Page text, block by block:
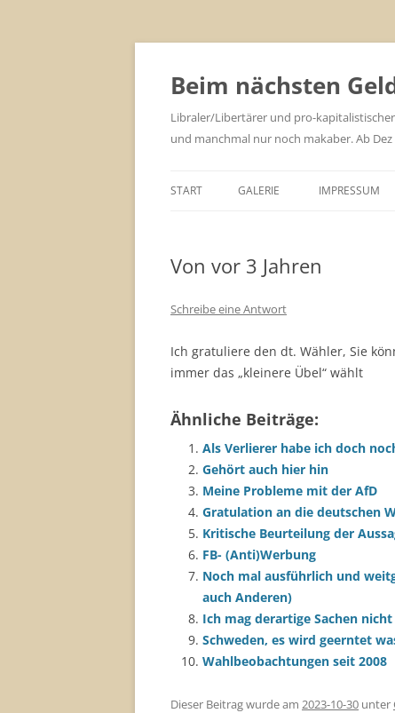
Zum
springen
Beim nächsten
Libraler/Libertärer und pro-
und manchmal nur noch makaber. Ab
START GALERIE IMPRESSUM
Von vor 3 Jahren
Schreibe eine Antwort
Ich gratuliere den dt. Wähler, Sie
immer das „kleinere Übel“ wählt
Ähnliche Beiträge:
Als Verlierer habe ich doch
Gehört auch hier hin
Meine Probleme mit der AfD
Gratulation an die deutschen
Kritische Beurteilung der
FB- (Anti)Werbung
Noch mal ausführlich und
auch Anderen)
Ich mag derartige Sachen nicht
Schweden, es wird geerntet
Wahlbeobachtungen seit 2008
Dieser Beitrag wurde am 2023-10-30 unter